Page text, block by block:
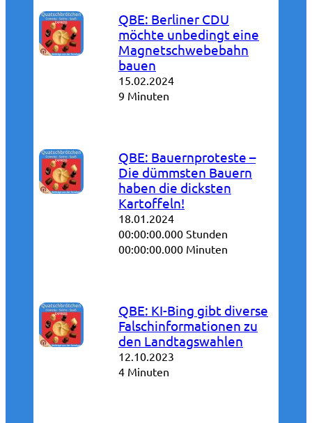
QBE: Berliner CDU
möchte unbedingt eine
Magnetschwebebahn
bauen
15.02.2024
9 Minuten
QBE: Bauernproteste –
Die dümmsten Bauern
haben die dicksten
Kartoffeln!
18.01.2024
00:00:00.000 Stunden
00:00:00.000 Minuten
QBE: KI-Bing gibt diverse
Falschinformationen zu
den Landtagswahlen
12.10.2023
4 Minuten